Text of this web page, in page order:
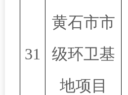
31
黄石市市
级环卫基
地项目